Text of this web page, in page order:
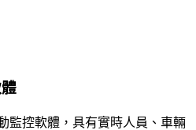
監控軟體，具有實時人員、車輛